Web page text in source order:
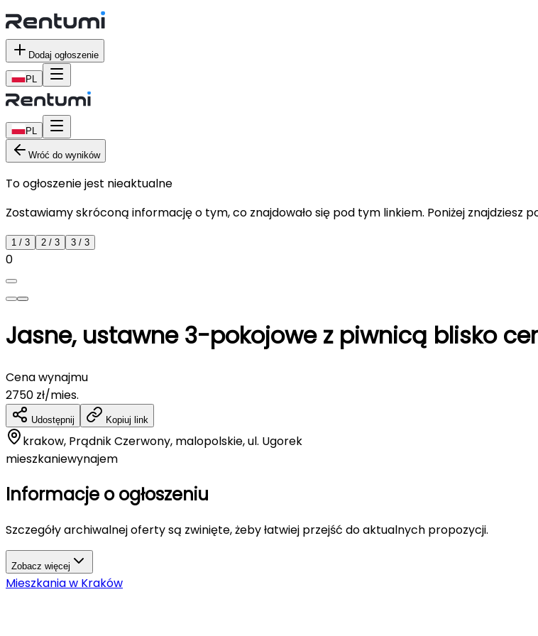
Dodaj ogłoszenie
PL
PL
Wróć do wyników
To ogłoszenie jest nieaktualne
Zostawiamy skróconą informację o tym, co znajdowało się pod tym linkiem. Poniżej znajdziesz
1 / 3 2 / 3 3 / 3
0
Jasne, ustawne 3-pokojowe z piwnicą blisko
Cena wynajmu
2750 zł/mies.
Udostępnij Kopiuj link
krakow, Prądnik Czerwony, malopolskie, ul. Ugorek
mieszkaniewynajem
Informacje o ogłoszeniu
Szczegóły archiwalnej oferty są zwinięte, żeby łatwiej przejść do aktualnych propozycji.
Zobacz więcej
Mieszkaniaw Kraków